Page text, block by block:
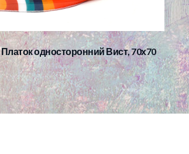
Платок односторонний Вист, 70х70